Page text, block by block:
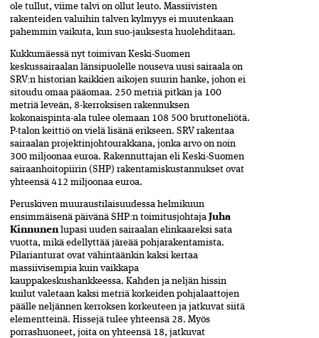
ole tullut, viime talvi on ollut leuto. Massiivisten
rakenteiden valuihin talven kylmyys ei muutenkaan
pahemmin vaikuta, kun suo-jauksesta huolehditaan.
Kukkumäessä nyt toimivan Keski-Suomen
keskussairaalan länsipuolelle nouseva uusi sairaala on
SRV:n historian kaikkien aikojen suurin hanke, johon ei
sitoudu omaa pääomaa. 250 metriä pitkän ja 100
metriä leveän, 8-kerroksisen rakennuksen
kokonaispinta-ala tulee olemaan 108 500 bruttoneliötä.
P-talon keittiö on vielä lisänä erikseen. SRV rakentaa
sairaalan projektinjohtourakkana, jonka arvo on noin
300 miljoonaa euroa. Rakennuttajan eli Keski-Suomen
sairaanhoitopiirin (SHP) rakentamiskustannukset ovat
yhteensä 412 miljoonaa euroa.
Peruskiven muuraustilaisuudessa helmikuun
ensimmäisenä päivänä SHP:n toimitusjohtaja Juha
Kinnunen lupasi uuden sairaalan elinkaareksi sata
vuotta, mikä edellyttää järeää pohjarakentamista.
Pilarianturat ovat vähintäänkin kaksi kertaa
massiivisempia kuin vaikkapa
kauppakeskushankkeessa. Kahden ja neljän hissin
kuilut valetaan kaksi metriä korkeiden pohjalaattojen
päälle neljännen kerroksen korkeuteen ja jatkuvat siitä
elementteinä. Hissejä tulee yhteensä 28. Myös
porrashuoneet, joita on yhteensä 18, jatkuvat